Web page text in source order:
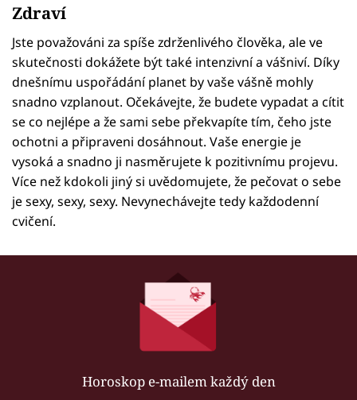
Zdraví
Jste považováni za spíše zdrženlivého člověka, ale ve
skutečnosti dokážete být také intenzivní a vášniví. Díky
dnešnímu uspořádání planet by vaše vášně mohly
snadno vzplanout. Očekávejte, že budete vypadat a cítit
se co nejlépe a že sami sebe překvapíte tím, čeho jste
ochotni a připraveni dosáhnout. Vaše energie je
vysoká a snadno ji nasměrujete k pozitivnímu projevu.
Více než kdokoli jiný si uvědomujete, že pečovat o sebe
je sexy, sexy, sexy. Nevynechávejte tedy každodenní
cvičení.
Horoskop e-mailem každý den